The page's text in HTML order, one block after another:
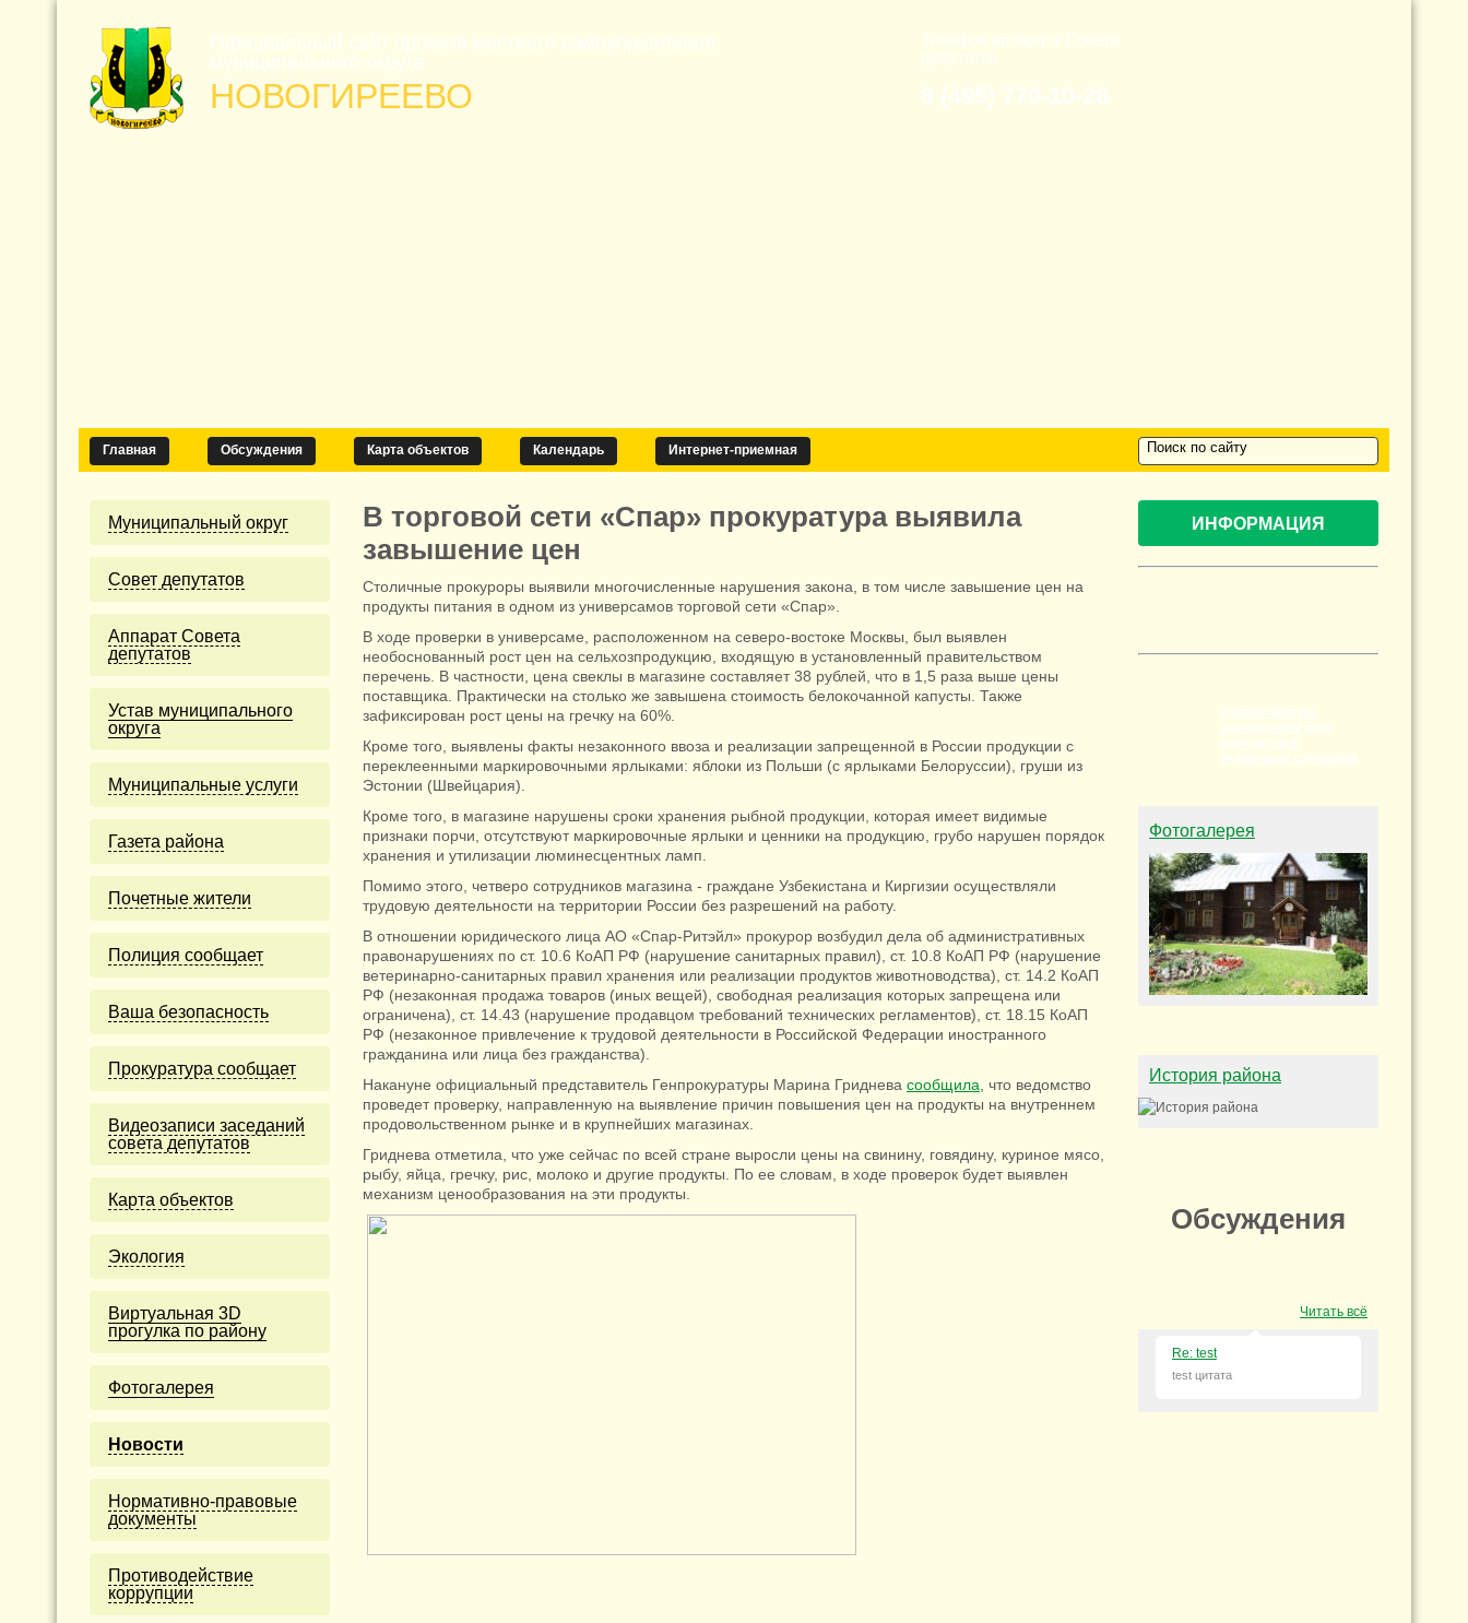
Официальный сайт органов местного самоуправления
муниципального округа
НОВОГИРЕЕВО
Телефон аппарата Cовета
депутатов
8 (495) 770-10-28
Главная Обсуждения Карта объектов Календарь Интернет-приемная
Муниципальный округ
Cовет депутатов
Аппарат Совета
депутатов
Устав муниципального
округа
Муниципальные услуги
Газета района
Почетные жители
Полиция сообщает
Ваша безопасность
Прокуратура сообщает
Видеозаписи заседаний
совета депутатов
Карта объектов
Экология
Виртуальная 3D
прогулка по району
Фотогалерея
Новости
Нормативно-правовые
документы
Противодействие
коррупции
В торговой сети «Спар» прокуратура выявила
завышение цен
Столичные прокуроры выявили многочисленные нарушения закона, в том числе завышение цен на
продукты питания в одном из универсамов торговой сети «Спар».
В ходе проверки в универсаме, расположенном на северо-востоке Москвы, был выявлен
необоснованный рост цен на сельхозпродукцию, входящую в установленный правительством
перечень. В частности, цена свеклы в магазине составляет 38 рублей, что в 1,5 раза выше цены
поставщика. Практически на столько же завышена стоимость белокочанной капусты. Также
зафиксирован рост цены на гречку на 60%.
Кроме того, выявлены факты незаконного ввоза и реализации запрещенной в России продукции с
переклеенными маркировочными ярлыками: яблоки из Польши (с ярлыками Белоруссии), груши из
Эстонии (Швейцария).
Кроме того, в магазине нарушены сроки хранения рыбной продукции, которая имеет видимые
признаки порчи, отсутствуют маркировочные ярлыки и ценники на продукцию, грубо нарушен порядок
хранения и утилизации люминесцентных ламп.
Помимо этого, четверо сотрудников магазина - граждане Узбекистана и Киргизии осуществляли
трудовую деятельности на территории России без разрешений на работу.
В отношении юридического лица АО «Спар-Ритэйл» прокурор возбудил дела об административных
правонарушениях по ст. 10.6 КоАП РФ (нарушение санитарных правил), ст. 10.8 КоАП РФ (нарушение
ветеринарно-санитарных правил хранения или реализации продуктов животноводства), ст. 14.2 КоАП
РФ (незаконная продажа товаров (иных вещей), свободная реализация которых запрещена или
ограничена), ст. 14.43 (нарушение продавцом требований технических регламентов), ст. 18.15 КоАП
РФ (незаконное привлечение к трудовой деятельности в Российской Федерации иностранного
гражданина или лица без гражданства).
Накануне официальный представитель Генпрокуратуры Марина Гриднева сообщила , что ведомство
проведет проверку, направленную на выявление причин повышения цен на продукты на внутреннем
продовольственном рынке и в крупнейших магазинах.
Гриднева отметила, что уже сейчас по всей стране выросли цены на свинину, говядину, куриное мясо,
рыбу, яйца, гречку, рис, молоко и другие продукты. По ее словам, в ходе проверок будет выявлен
механизм ценообразования на эти продукты.
ИНФОРМАЦИЯ
СПРАВОЧНИК ПО
ОБРАЩЕНИЯМ КУДА
ОБРАТИТСЯ В
РАЗЛИЧНЫХ СИТУАЦИЯХ
Фотогалерея
История района
Обсуждения
Читать всё
Re: test
test цитата